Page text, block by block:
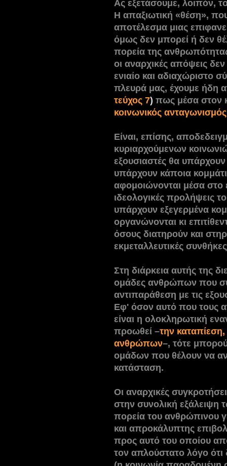
Ας εξετάσουμε, λοιπόν,
Η απαξιωτική «θέση»,
αποτέλεσμα μιας
όμως δεν μπορεί ή δεν
πορεία της
οι αναρχικές απόψεις
ενιαίο και αδιαχώριστο
πλευρά μας, έχουμε ήδη
τεύχος 7) πως μέσα στον
κοινωνικός ανταγωνισμός
Είναι, επίσης,
κυριαρχούμενων
εξουσιαστές θα
υπάρχουν κάποια
αφομοιώνονται μέσα στο
ιδεολογικές προλήψεις
υπάρχουν εξεγερμένα
οργανώνονται κι
όσους διατηρούν και
εκμεταλλευτικές
Στη διάρκεια αυτής της
ομάδες ανθρώπων που
αντιπαράθεση με τις
Εφ' όσον αυτό που τους
είναι η ολοκληρωτική
προωθεί –την
ανθρώπων–, τότε
ομάδων που θέλουν να
κατάσταση.
Οι αναρχικές
στην συνολική
πορεία του ανθρώπινου
και απροκάλυπτης
προς αυτό του οποίου
τον απλούστατο λόγο ότι